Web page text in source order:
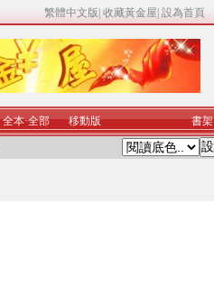
繁體中文版 收藏黃金屋 設為首頁
全本·全部 移動版 書架